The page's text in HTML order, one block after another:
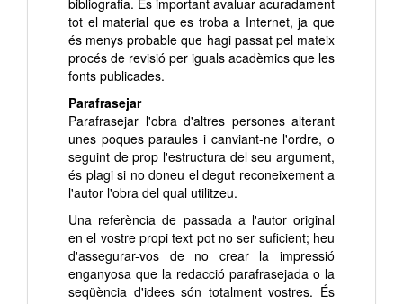
bibliografia. És important avaluar acuradament
tot el material que es troba a Internet, ja que
és menys probable que hagi passat pel mateix
procés de revisió per iguals acadèmics que les
fonts publicades.
Parafrasejar
Parafrasejar l'obra d'altres persones alterant
unes poques paraules i canviant-ne l'ordre, o
seguint de prop l'estructura del seu argument,
és plagi si no doneu el degut reconeixement a
l'autor l'obra del qual utilitzeu.
Una referència de passada a l'autor original
en el vostre propi text pot no ser suficient; heu
d'assegurar-vos de no crear la impressió
enganyosa que la redacció parafrasejada o la
seqüència d'idees són totalment vostres. És